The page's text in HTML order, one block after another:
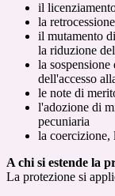
il
la
il mutamento
la riduzione
la
dell'accesso
le note di
l'adozione di
pecuniaria
la coercizione,
A chi si estende la
La protezione si